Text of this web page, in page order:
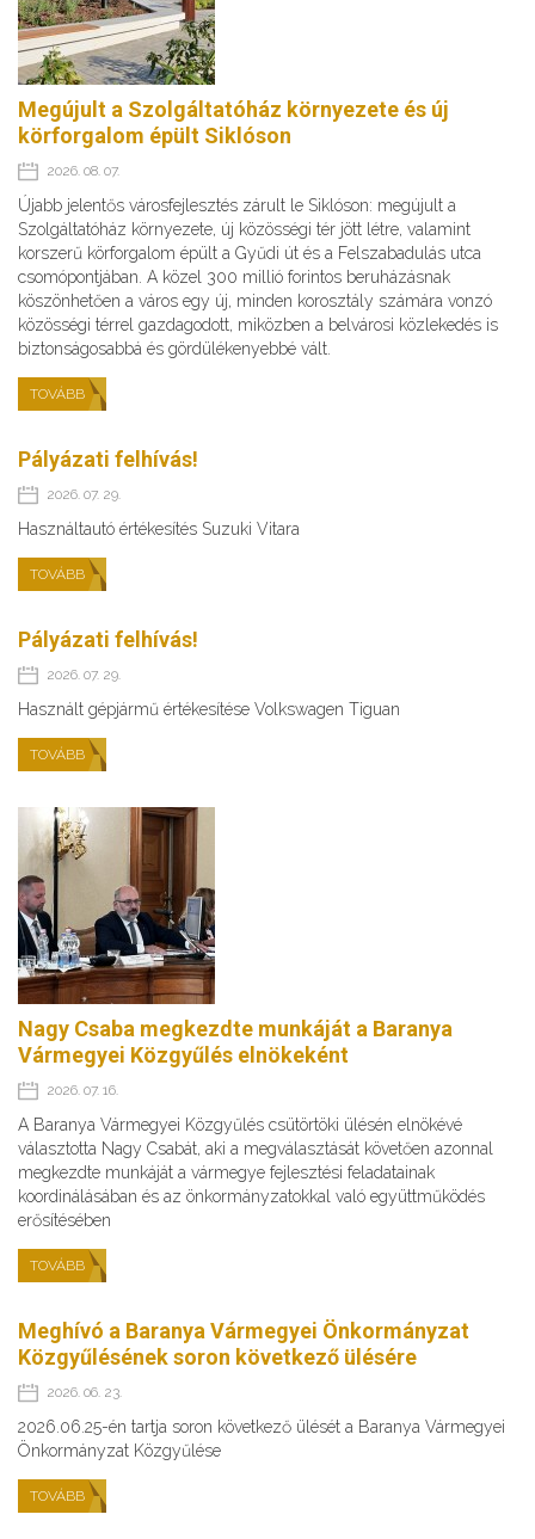
Megújult a Szolgáltatóház környezete és új
körforgalom épült Siklóson
2026. 08. 07.
Újabb jelentős városfejlesztés zárult le Siklóson: megújult a
Szolgáltatóház környezete, új közösségi tér jött létre, valamint
korszerű körforgalom épült a Gyűdi út és a Felszabadulás utca
csomópontjában. A közel 300 millió forintos beruházásnak
köszönhetően a város egy új, minden korosztály számára vonzó
közösségi térrel gazdagodott, miközben a belvárosi közlekedés is
biztonságosabbá és gördülékenyebbé vált.
TOVÁBB
Pályázati felhívás!
2026. 07. 29.
Használtautó értékesítés Suzuki Vitara
TOVÁBB
Pályázati felhívás!
2026. 07. 29.
Használt gépjármű értékesítése Volkswagen Tiguan
TOVÁBB
Nagy Csaba megkezdte munkáját a Baranya
Vármegyei Közgyűlés elnökeként
2026. 07. 16.
A Baranya Vármegyei Közgyűlés csütörtöki ülésén elnökévé
választotta Nagy Csabát, aki a megválasztását követően azonnal
megkezdte munkáját a vármegye fejlesztési feladatainak
koordinálásában és az önkormányzatokkal való együttműködés
erősítésében
TOVÁBB
Meghívó a Baranya Vármegyei Önkormányzat
Közgyűlésének soron következő ülésére
2026. 06. 23.
2026.06.25-én tartja soron következő ülését a Baranya Vármegyei
Önkormányzat Közgyűlése
TOVÁBB